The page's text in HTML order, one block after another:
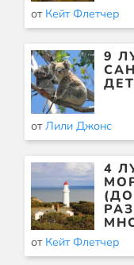
от Кейт Флетчер
9
отЛили Джонс
4
от Кейт Флетчер